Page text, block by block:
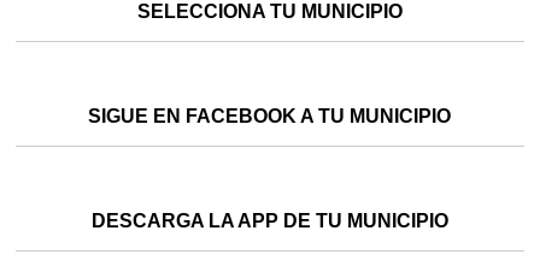
SELECCIONA TU MUNICIPIO
SIGUE EN FACEBOOK A TU MUNICIPIO
DESCARGA LA APP DE TU MUNICIPIO